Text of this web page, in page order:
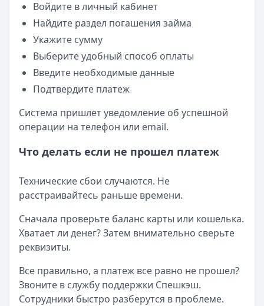
Войдите в личный кабинет
Найдите раздел погашения займа
Укажите сумму
Выберите удобный способ оплаты
Введите необходимые данные
Подтвердите платеж
Система пришлет уведомление об успешной
операции на телефон или email.
Что делать если не прошел платеж
Технические сбои случаются. Не
расстраивайтесь раньше времени.
Сначала проверьте баланс карты или кошелька.
Хватает ли денег? Затем внимательно сверьте
реквизиты.
Все правильно, а платеж все равно не прошел?
Звоните в службу поддержки Спешкэш.
Сотрудники быстро разберутся в проблеме.